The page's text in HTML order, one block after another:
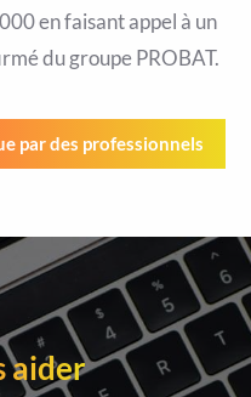
en faisant appel à un
du groupe PROBAT.
par des professionnels
aider